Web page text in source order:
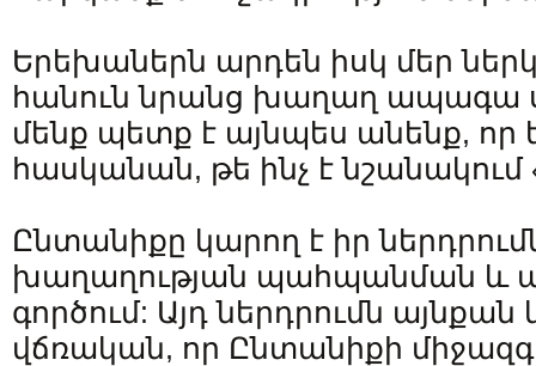
Երեխաներն արդեն իսկ մեր
հանուն նրանց խաղաղ ապագա
մենք պետք է այնպես անենք,
հասկանան, թե ինչ է նշանակում
Ընտանիքը կարող է իր
խաղաղության պահպանման և
գործում: Այդ ներդրումն այնքան
վճռական, որ Ընտանիքի